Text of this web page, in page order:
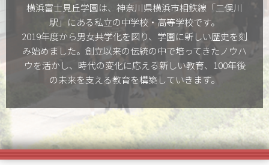
横浜富士見丘学園は、神奈川県横浜市相鉄線「二俣川
駅」にある私立の中学校・高等学校です。
2019年度から男女共学化を図り、学園に新しい歴史を刻
み始めました。創立以来の伝統の中で培ってきたノウハ
ウを活かし、時代の変化に応える新しい教育、100年後
の未来を支える教育を構築していきます。